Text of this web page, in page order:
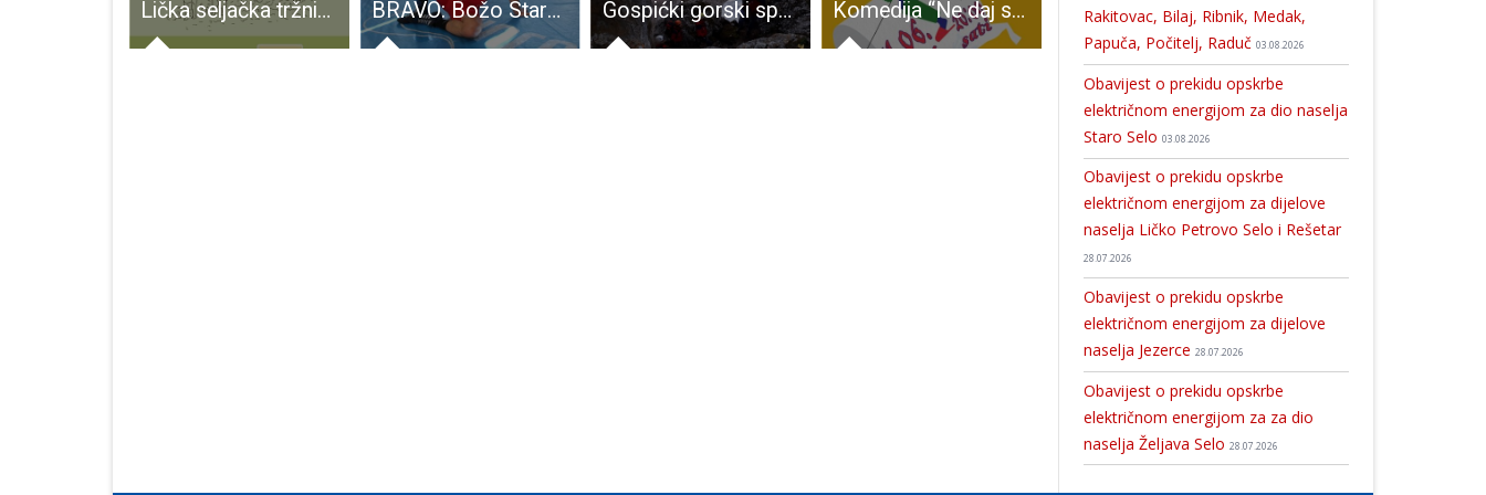
Lička seljačka tržnica stiže u Karlobag BRAVO: Božo Starčević plasirao se na Olimpijske igre u Tokiju!!! Gospićki gorski spašavatelji u akciji i na Uskrs!!! Komedija “Ne daj se Njofra” u utorak u Pučkom u Gospiću 20 godina probira sluha u rodilištu Opće bolnice Gospić
Rakitovac, Bilaj, Ribnik, Medak,
Papuča, Počitelj, Raduč 03.08.2026
Obavijest o prekidu opskrbe
električnom energijom za dio naselja
Staro Selo 03.08.2026
Obavijest o prekidu opskrbe
električnom energijom za dijelove
naselja Ličko Petrovo Selo i Rešetar
28.07.2026
Obavijest o prekidu opskrbe
električnom energijom za dijelove
naselja Jezerce 28.07.2026
Obavijest o prekidu opskrbe
električnom energijom za za dio
naselja Željava Selo 28.07.2026